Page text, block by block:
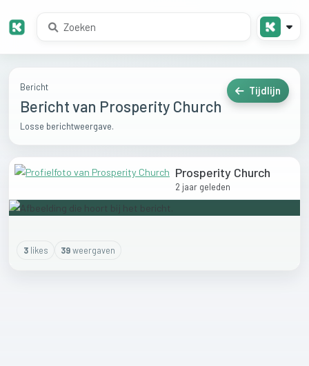
Bericht
Bericht van Prosperity Church
Losse berichtweergave.
Tijdlijn
Prosperity Church
2 jaar geleden
3likes 39weergaven